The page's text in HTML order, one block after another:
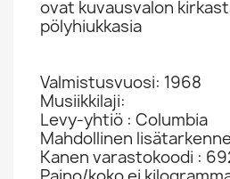
ovat kuvausvalon
pölyhiukkasia
Valmistusvuosi: 1968
Musiikkilaji:
Levy-yhtiö : Columbia
Mahdollinen
Kanen varastokoodi :